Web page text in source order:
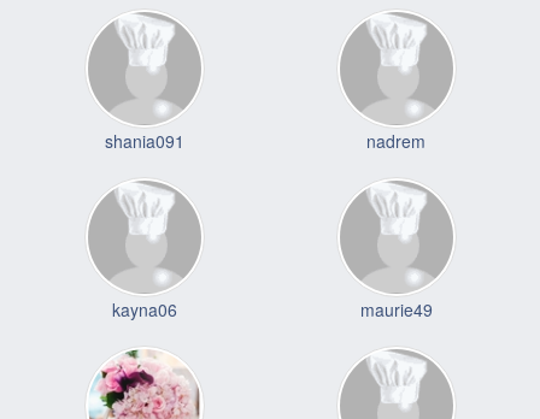
shania091 nadrem
kayna06 maurie49